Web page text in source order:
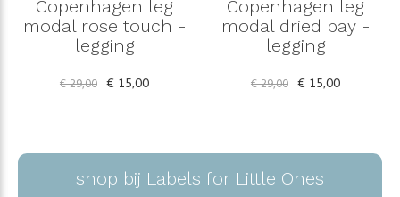
Copenhagen leg
modal rose touch -
legging
€ 29,00 € 15,00
Copenhagen leg
modal dried bay -
legging
€ 29,00 € 15,00
shop bij Labels for Little Ones